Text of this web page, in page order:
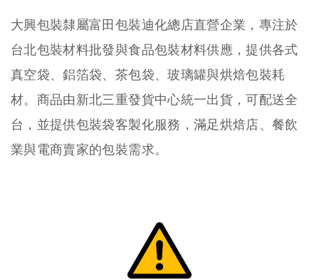
大興包裝隸屬富田包裝迪化總店直營企業，專注於
台北包裝材料批發與食品包裝材料供應，提供各式
真空袋、鋁箔袋、茶包袋、玻璃罐與烘焙包裝耗
材。商品由新北三重發貨中心統一出貨，可配送全
台，並提供包裝袋客製化服務，滿足烘焙店、餐飲
業與電商賣家的包裝需求。